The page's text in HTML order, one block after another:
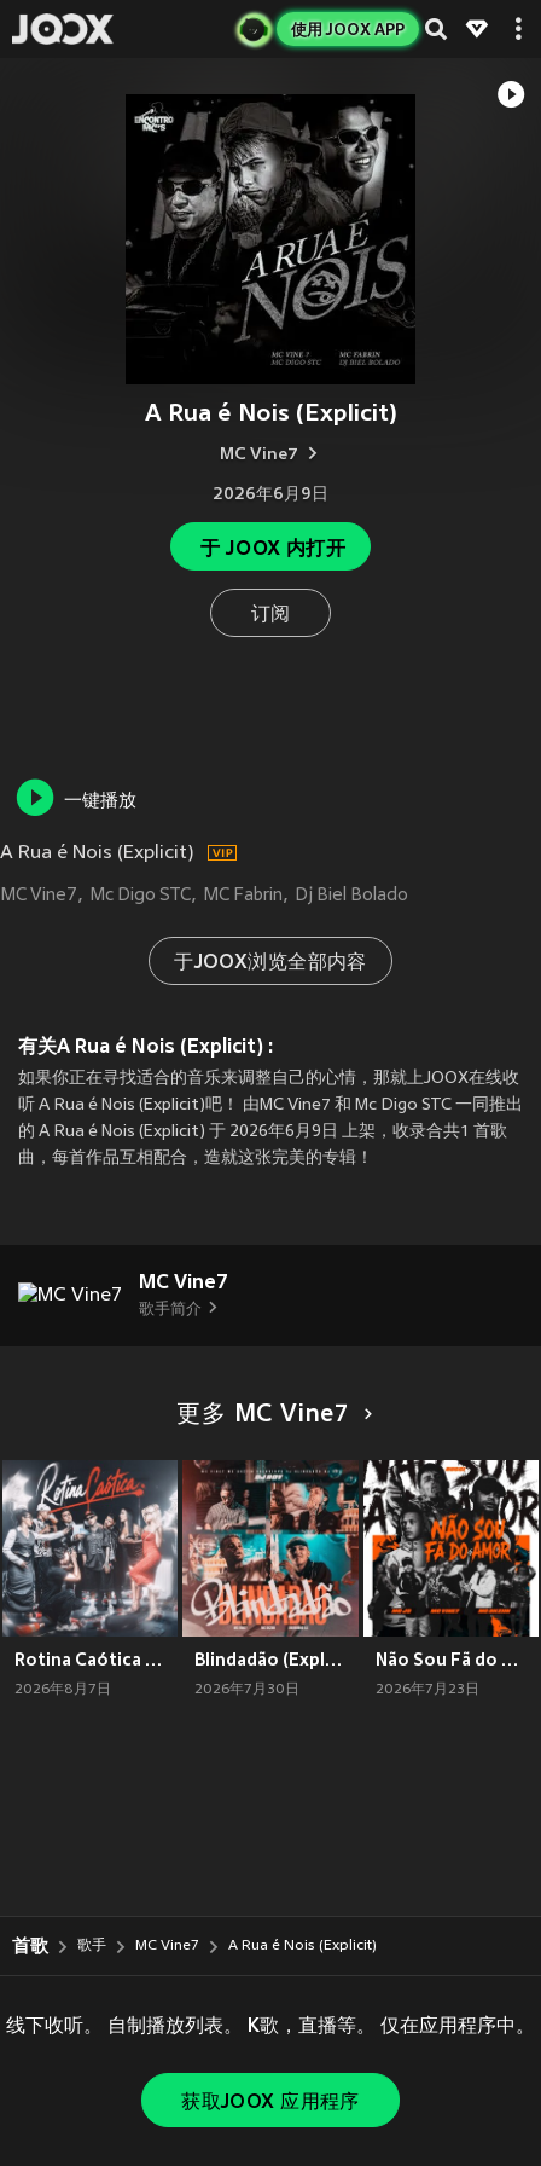
使用 JOOX APP
A Rua é Nois (Explicit)
MC Vine7
2026年6月9日
于 JOOX 内打开
订阅
一键播放
A Rua é Nois (Explicit)
MC Vine7 Mc Digo STC MC Fabrin Dj Biel Bolado
于JOOX浏览全部内容
有关A Rua é Nois (Explicit) :
如果你正在寻找适合的音乐来调整自己的心情，那就上JOOX在线收
听 A Rua é Nois (Explicit)吧！ 由MC Vine7 和 Mc Digo STC 一同推出
的 A Rua é Nois (Explicit) 于 2026年6月9日 上架，收录合共1 首歌
曲，每首作品互相配合，造就这张完美的专辑！
MC Vine7
歌手简介
更多 MC Vine7
Rotina Caótica (Explicit)
2026年8月7日
Blindadão (Explicit)
2026年7月30日
Não Sou Fã do Amor (Explicit)
2026年7月23日
首歌 歌手 MC Vine7 A Rua é Nois (Explicit)
线下收听。 自制播放列表。 K歌，直播等。 仅在应用程序中。
获取JOOX 应用程序